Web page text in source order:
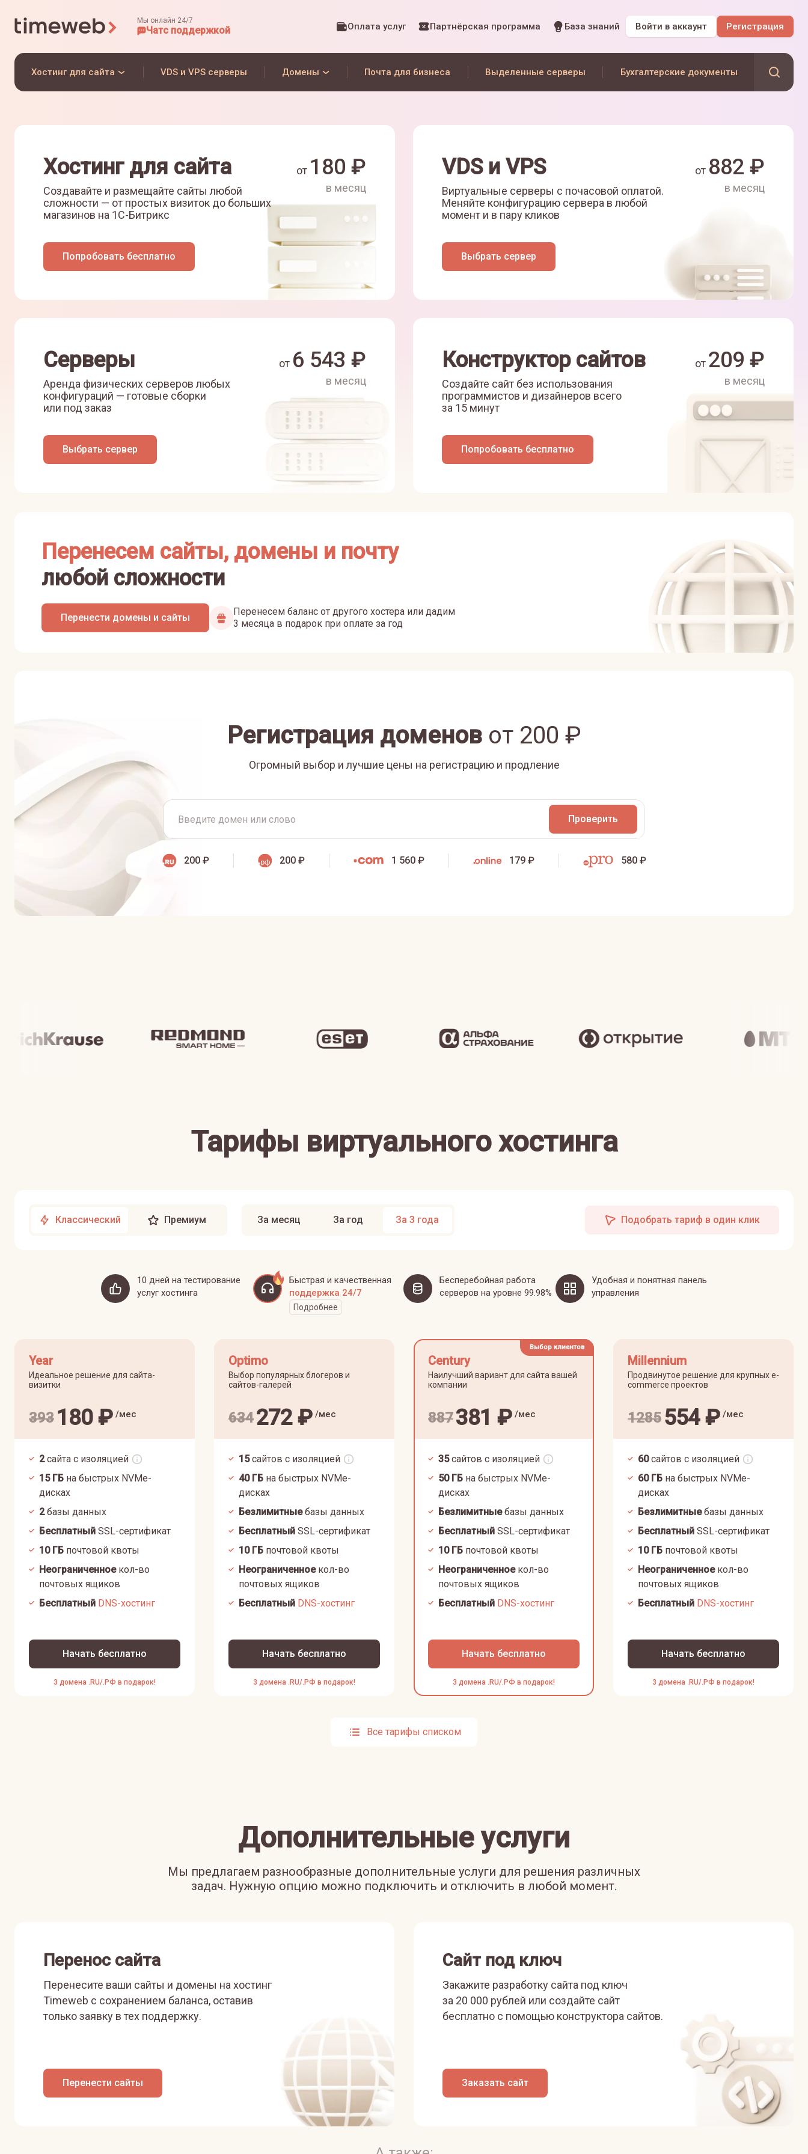
Мы онлайн 24/7
Чатс поддержкой Оплата услуг Партнёрская программа База знаний Войти в аккаунт Регистрация
Хостинг для сайта VDS и VPS серверы Домены Почта для бизнеса Выделенные серверы Бухгалтерские документы
Хостинг для сайта
Создавайте и размещайте сайты любой
сложности — от простых визиток до больших
магазинов на 1С-Битрикс
Попробовать бесплатно
от 180 ₽
в месяц
VDS и VPS
Виртуальные серверы с почасовой оплатой.
Меняйте конфигурацию сервера в любой
момент и в пару кликов
Выбрать сервер
от 882 ₽
в месяц
Серверы
Аренда физических серверов любых
конфигураций — готовые сборки
или под заказ
Выбрать сервер
от 6 543 ₽
в месяц
Конструктор сайтов
Создайте сайт без использования
программистов и дизайнеров всего
за 15 минут
Попробовать бесплатно
от 209 ₽
в месяц
Перенесем сайты, домены и почту
любой сложности
Перенести домены и сайты
Перенесем баланс от другого хостера или дадим
3 месяца в подарок при оплате за год
Регистрация доменов от 200 ₽
Огромный выбор и лучшие цены на регистрацию и продление
Проверить
200 ₽ 200 ₽ 1 560 ₽ 179 ₽ 580 ₽
Тарифы виртуального хостинга
Классический Премиум За месяц За год За 3 года Подобрать тариф в один клик
10 дней на тестирование
услуг хостинга
Быстрая и качественная
поддержка 24/7
Подробнее
Бесперебойная работа
серверов на уровне 99.98%
Удобная и понятная панель
управления
Year
Идеальное решение для сайта-
визитки
393 180₽ /мес
2 сайта с изоляцией
15ГБ на быстрых NVMe-
дисках
2базы данных
Бесплатный SSL-сертификат
10ГБ почтовой квоты
Неограниченноекол-во
почтовых ящиков
Бесплатный DNS-хостинг
Начать бесплатно
3 домена .RU/.РФ в подарок!
Optimo
Выбор популярных блогеров и
сайтов-галерей
634272₽ /мес
15 сайтов с изоляцией
40ГБ на быстрых NVMe-
дисках
Безлимитныебазы данных
Бесплатный SSL-сертификат
10ГБ почтовой квоты
Неограниченноекол-во
почтовых ящиков
Бесплатный DNS-хостинг
Начать бесплатно
3 домена .RU/.РФ в подарок!
Выбор клиентов
Century
Наилучший вариант для сайта вашей
компании
887381 ₽ /мес
35 сайтов с изоляцией
50ГБ на быстрых NVMe-
дисках
Безлимитныебазы данных
Бесплатный SSL-сертификат
10ГБ почтовой квоты
Неограниченноекол-во
почтовых ящиков
Бесплатный DNS-хостинг
Начать бесплатно
3 домена .RU/.РФ в подарок!
Millennium
Продвинутое решение для крупных e-
commerce проектов
1285 554₽ /мес
60 сайтов с изоляцией
60ГБ на быстрых NVMe-
дисках
Безлимитныебазы данных
Бесплатный SSL-сертификат
10ГБ почтовой квоты
Неограниченноекол-во
почтовых ящиков
Бесплатный DNS-хостинг
Начать бесплатно
3 домена .RU/.РФ в подарок!
Все тарифы списком
Дополнительные услуги
Мы предлагаем разнообразные дополнительные услуги для решения различных
задач. Нужную опцию можно подключить и отключить в любой момент.
Перенос сайта
Перенесите ваши сайты и домены на хостинг
Timeweb с сохранением баланса, оставив
только заявку в тех поддержку.
Перенести сайты
Сайт под ключ
Закажите разработку сайта под ключ
за 20 000 рублей или создайте сайт
бесплатно с помощью конструктора сайтов.
Заказать сайт